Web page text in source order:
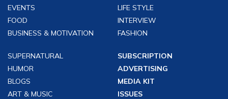
EVENTS
FOOD
BUSINESS & MOTIVATION
LIFE STYLE
INTERVIEW
FASHION
SUPERNATURAL
HUMOR
BLOGS
ART & MUSIC
SUBSCRIPTION
ADVERTISING
MEDIA KIT
ISSUES